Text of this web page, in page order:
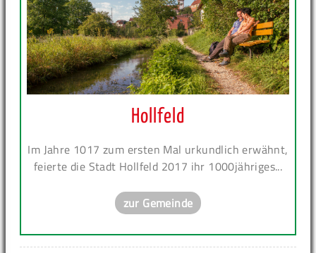
Hollfeld
Im Jahre 1017 zum ersten Mal urkundlich erwähnt,
feierte die Stadt Hollfeld 2017 ihr 1000jähriges...
zur Gemeinde